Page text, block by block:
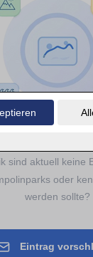
sind aktuell keine
oder
werden sollte?
Eintrag